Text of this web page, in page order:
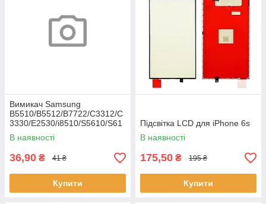
Вимикач Samsung
B5510/B5512/B7722/C3312/C
3330/E2530/i8510/S5610/S61
02
В наявності
36,90 ₴ 41 ₴
Купити
Підсвітка LCD для iPhone 6s
В наявності
175,50 ₴ 195 ₴
Купити